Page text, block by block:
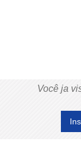
Você ja